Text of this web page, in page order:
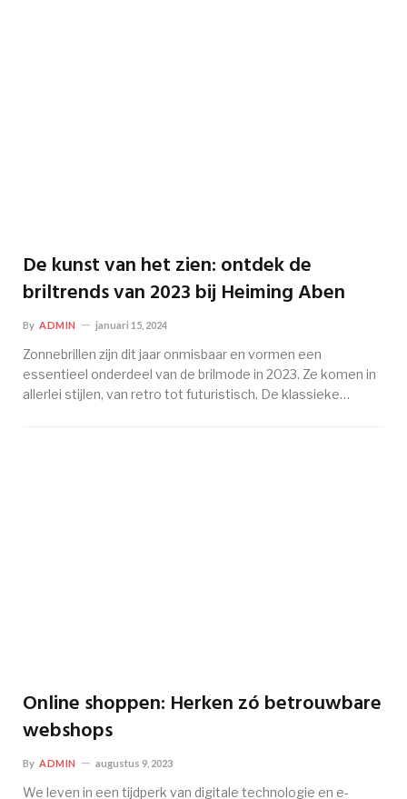
De kunst van het zien: ontdek de
briltrends van 2023 bij Heiming Aben
By ADMIN januari 15, 2024
Zonnebrillen zijn dit jaar onmisbaar en vormen een
essentieel onderdeel van de brilmode in 2023. Ze komen in
allerlei stijlen, van retro tot futuristisch. De klassieke…
Online shoppen: Herken zó betrouwbare
webshops
By ADMIN augustus 9, 2023
We leven in een tijdperk van digitale technologie en e-